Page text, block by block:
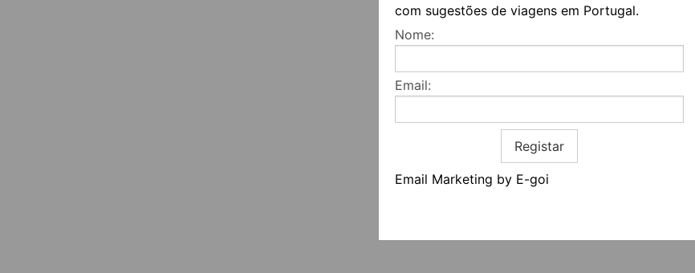
com sugestões de viagens em Portugal.
Nome:
Email:
Registar
Email Marketing by E-goi